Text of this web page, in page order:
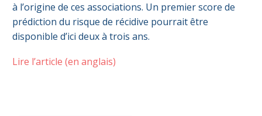
à l’origine de ces associations. Un premier score de
prédiction du risque de récidive pourrait être
disponible d’ici deux à trois ans.
Lire l’article (en anglais)